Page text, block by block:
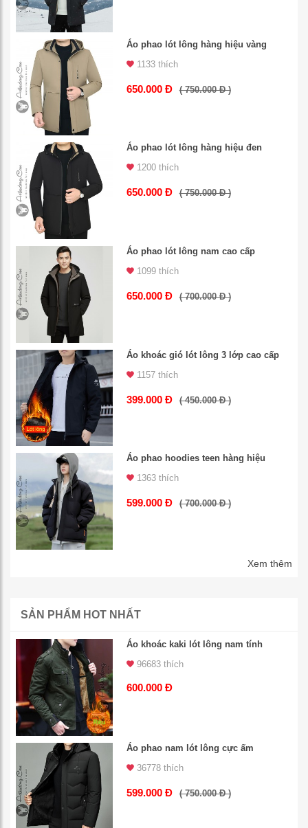
Áo phao lót lông hàng hiệu vàng
1133 thích
650.000 Đ ( 750.000 Đ )
Áo phao lót lông hàng hiệu đen
1200 thích
650.000 Đ ( 750.000 Đ )
Áo phao lót lông nam cao cấp
1099 thích
650.000 Đ ( 700.000 Đ )
Áo khoác gió lót lông 3 lớp cao cấp
1157 thích
399.000 Đ ( 450.000 Đ )
Áo phao hoodies teen hàng hiệu
1363 thích
599.000 Đ ( 700.000 Đ )
Xem thêm
SẢN PHẨM HOT NHẤT
Áo khoác kaki lót lông nam tính
96683 thích
600.000 Đ
Áo phao nam lót lông cực ấm
36778 thích
599.000 Đ ( 750.000 Đ )